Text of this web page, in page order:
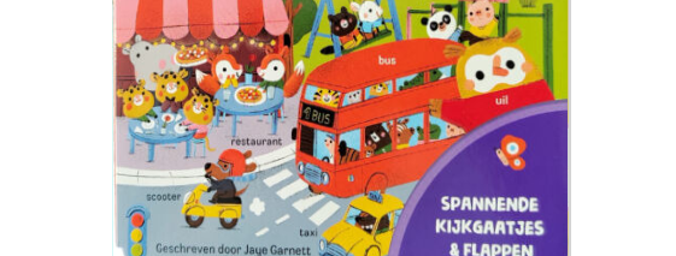
Rechten